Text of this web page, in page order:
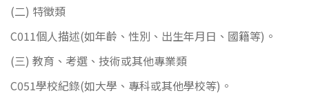
(二) 特徵類
C011個人描述(如年齡、性別、出生年月日、國籍等)。
(三) 教育、考選、技術或其他專業類
C051學校紀錄(如大學、專科或其他學校等)。